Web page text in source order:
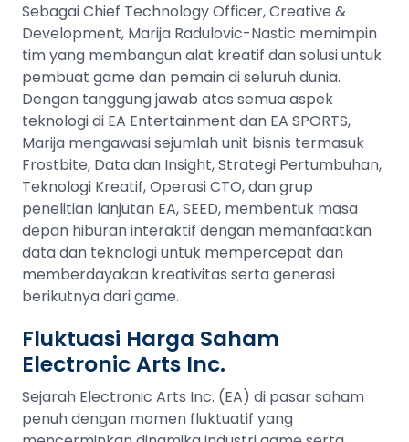
Sebagai Chief Technology Officer, Creative &
Development, Marija Radulovic-Nastic memimpin
tim yang membangun alat kreatif dan solusi untuk
pembuat game dan pemain di seluruh dunia.
Dengan tanggung jawab atas semua aspek
teknologi di EA Entertainment dan EA SPORTS,
Marija mengawasi sejumlah unit bisnis termasuk
Frostbite, Data dan Insight, Strategi Pertumbuhan,
Teknologi Kreatif, Operasi CTO, dan grup
penelitian lanjutan EA, SEED, membentuk masa
depan hiburan interaktif dengan memanfaatkan
data dan teknologi untuk mempercepat dan
memberdayakan kreativitas serta generasi
berikutnya dari game​​.
Fluktuasi Harga Saham
Electronic Arts Inc.
Sejarah Electronic Arts Inc. (EA) di pasar saham
penuh dengan momen fluktuatif yang